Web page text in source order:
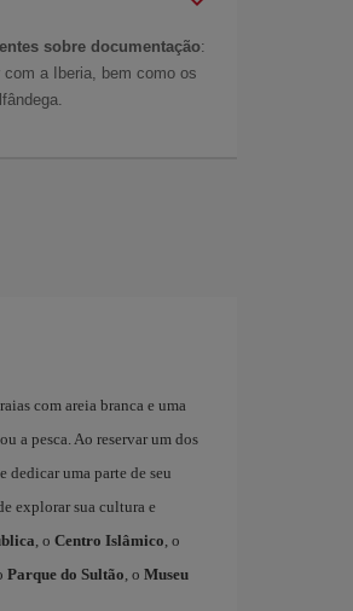
sobre documentação:
a Iberia, bem como os
com areia branca e uma
a pesca. Ao reservar um dos
uma parte de seu
explorar sua cultura e
, o Centro Islâmico , o
Parque do Sultão , o Museu